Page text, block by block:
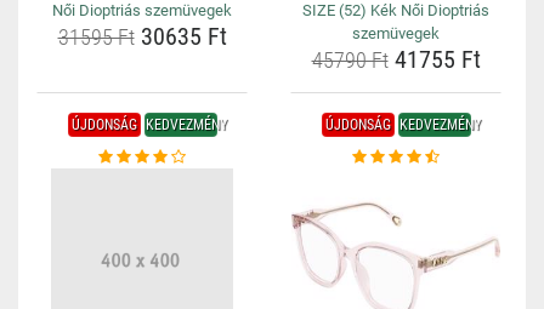
Női Dioptriás szemüvegek
31595 Ft30635 Ft
SIZE (52) Kék Női Dioptriás
szemüvegek
45790 Ft41755 Ft
ÚJDONSÁG KEDVEZMÉNY ÚJDONSÁG KEDVEZMÉNY